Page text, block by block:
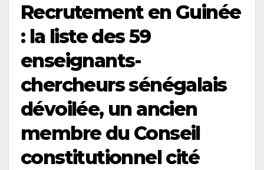
Recrutement en Guinée
: la liste des 59
enseignants-
chercheurs sénégalais
dévoilée, un ancien
membre du Conseil
constitutionnel cité